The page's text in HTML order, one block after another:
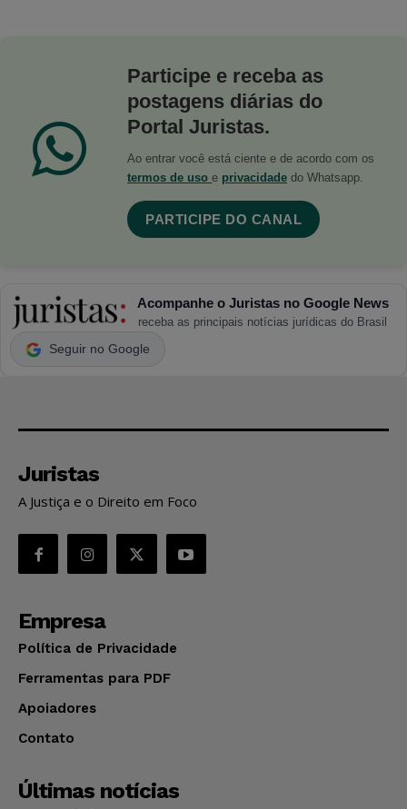
Participe e receba as
postagens diárias do
Portal Juristas.
Ao entrar você está ciente e de acordo com os
termos de uso e privacidade do Whatsapp.
PARTICIPE DO CANAL
Acompanhe o Juristas no Google News
receba as principais notícias jurídicas do Brasil
Seguir no Google
Juristas
A Justiça e o Direito em Foco
Empresa
Política de Privacidade
Ferramentas para PDF
Apoiadores
Contato
Últimas notícias